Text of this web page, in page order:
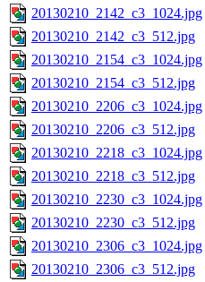
20130210_2142_c3_1024.jpg
20130210_2142_c3_512.jpg
20130210_2154_c3_1024.jpg
20130210_2154_c3_512.jpg
20130210_2206_c3_1024.jpg
20130210_2206_c3_512.jpg
20130210_2218_c3_1024.jpg
20130210_2218_c3_512.jpg
20130210_2230_c3_1024.jpg
20130210_2230_c3_512.jpg
20130210_2306_c3_1024.jpg
20130210_2306_c3_512.jpg